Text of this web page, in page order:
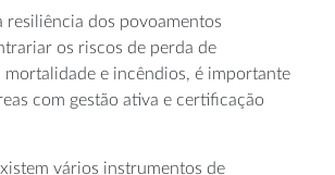
resiliência dos povoamentos
os riscos de perda de
e incêndios, é importante
com gestão ativa e certificação
vários instrumentos de